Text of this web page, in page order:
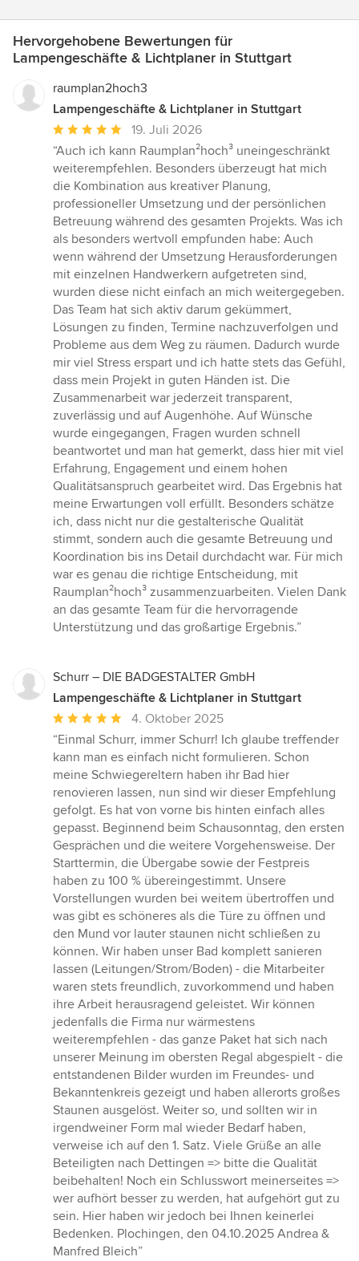
Hervorgehobene Bewertungen für
Lampengeschäfte & Lichtplaner in Stuttgart
raumplan2hoch3
Lampengeschäfte & Lichtplaner in Stuttgart
Durchschnittliche
Bewertung:
5
von
5
Sternen
19. Juli 2026
“Auch ich kann Raumplan²hoch³ uneingeschränkt
weiterempfehlen. Besonders überzeugt hat mich
die Kombination aus kreativer Planung,
professioneller Umsetzung und der persönlichen
Betreuung während des gesamten Projekts. Was ich
als besonders wertvoll empfunden habe: Auch
wenn während der Umsetzung Herausforderungen
mit einzelnen Handwerkern aufgetreten sind,
wurden diese nicht einfach an mich weitergegeben.
Das Team hat sich aktiv darum gekümmert,
Lösungen zu finden, Termine nachzuverfolgen und
Probleme aus dem Weg zu räumen. Dadurch wurde
mir viel Stress erspart und ich hatte stets das Gefühl,
dass mein Projekt in guten Händen ist. Die
Zusammenarbeit war jederzeit transparent,
zuverlässig und auf Augenhöhe. Auf Wünsche
wurde eingegangen, Fragen wurden schnell
beantwortet und man hat gemerkt, dass hier mit viel
Erfahrung, Engagement und einem hohen
Qualitätsanspruch gearbeitet wird. Das Ergebnis hat
meine Erwartungen voll erfüllt. Besonders schätze
ich, dass nicht nur die gestalterische Qualität
stimmt, sondern auch die gesamte Betreuung und
Koordination bis ins Detail durchdacht war. Für mich
war es genau die richtige Entscheidung, mit
Raumplan²hoch³ zusammenzuarbeiten. Vielen Dank
an das gesamte Team für die hervorragende
Unterstützung und das großartige Ergebnis.”
Schurr – DIE BADGESTALTER GmbH
Lampengeschäfte & Lichtplaner in Stuttgart
Durchschnittliche
Bewertung:
5
von
5
Sternen
4. Oktober 2025
“Einmal Schurr, immer Schurr! Ich glaube treffender
kann man es einfach nicht formulieren. Schon
meine Schwiegereltern haben ihr Bad hier
renovieren lassen, nun sind wir dieser Empfehlung
gefolgt. Es hat von vorne bis hinten einfach alles
gepasst. Beginnend beim Schausonntag, den ersten
Gesprächen und die weitere Vorgehensweise. Der
Starttermin, die Übergabe sowie der Festpreis
haben zu 100 % übereingestimmt. Unsere
Vorstellungen wurden bei weitem übertroffen und
was gibt es schöneres als die Türe zu öffnen und
den Mund vor lauter staunen nicht schließen zu
können. Wir haben unser Bad komplett sanieren
lassen (Leitungen/Strom/Boden) - die Mitarbeiter
waren stets freundlich, zuvorkommend und haben
ihre Arbeit herausragend geleistet. Wir können
jedenfalls die Firma nur wärmestens
weiterempfehlen - das ganze Paket hat sich nach
unserer Meinung im obersten Regal abgespielt - die
entstandenen Bilder wurden im Freundes- und
Bekanntenkreis gezeigt und haben allerorts großes
Staunen ausgelöst. Weiter so, und sollten wir in
irgendweiner Form mal wieder Bedarf haben,
verweise ich auf den 1. Satz. Viele Grüße an alle
Beteiligten nach Dettingen => bitte die Qualität
beibehalten! Noch ein Schlusswort meinerseites =>
wer aufhört besser zu werden, hat aufgehört gut zu
sein. Hier haben wir jedoch bei Ihnen keinerlei
Bedenken. Plochingen, den 04.10.2025 Andrea &
Manfred Bleich”